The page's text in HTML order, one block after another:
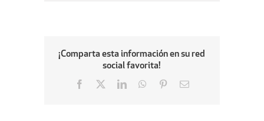
¡Comparta esta información en su red
social favorita!
Facebook
LinkedInWhatsApp
PinterestEmail